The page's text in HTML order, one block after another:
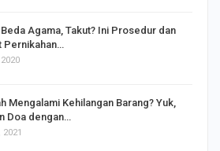
Agama, Takut? Ini Prosedur dan
Pernikahan…
Mengalami Kehilangan Barang? Yuk,
Doa dengan…
2021